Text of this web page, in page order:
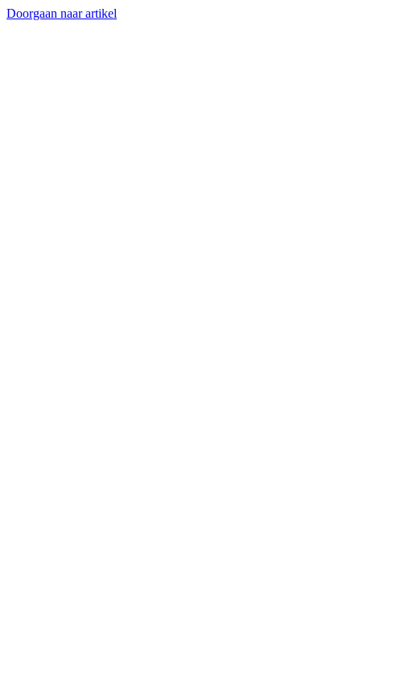
Doorgaan naar artikel